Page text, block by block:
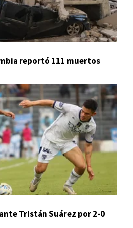
reportó 111 muertos
Tristán Suárez por 2-0